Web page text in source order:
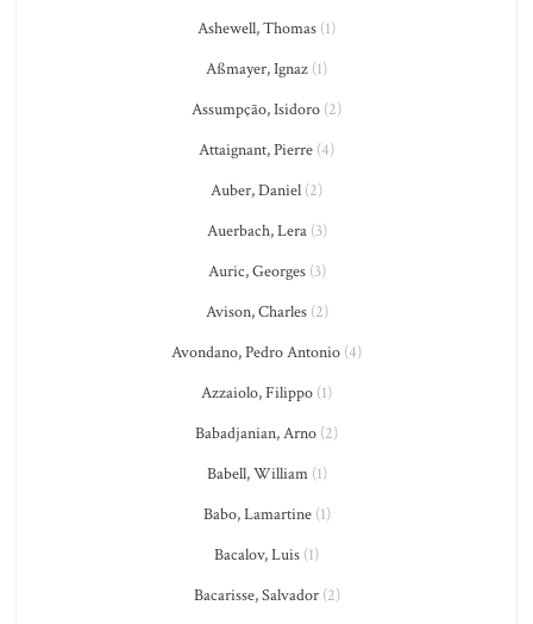
Ashewell, Thomas (1)
Aßmayer, Ignaz (1)
Assumpção, Isidoro (2)
Attaignant, Pierre (4)
Auber, Daniel (2)
Auerbach, Lera(3)
Auric, Georges(3)
Avison, Charles(2)
Avondano, Pedro Antonio (4)
Azzaiolo, Filippo (1)
Babadjanian, Arno (2)
Babell, William(1)
Babo, Lamartine(1)
Bacalov, Luis (1)
Bacarisse, Salvador(2)